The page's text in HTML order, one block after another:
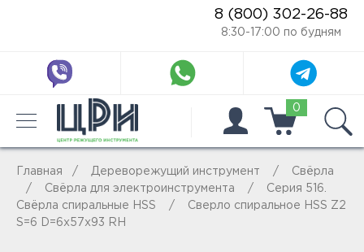
8 (800) 302-26-88
8:30-17:00 по будням
0
Главная Дереворежущий инструмент
Свёрла
Свёрла для электроинструмента
Серия 516.
Свёрла спиральные HSS
Сверло спиральное HSS Z2
S=6 D=6x57x93 RH